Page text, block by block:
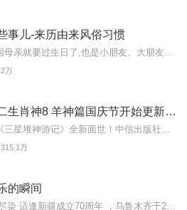
事儿-来历由来风俗习惯
2万
小猪屏蓬十二生肖神8 羊神篇国庆节开始更新啦！
315.1万
的瞬间